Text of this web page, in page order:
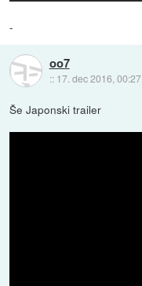
-
oo7
:: 17. dec 2016, 00:27
Še Japonski trailer